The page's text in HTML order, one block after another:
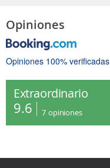
Opiniones
Opiniones 100% verificadas
Extraordinario
9.6 7 opiniones